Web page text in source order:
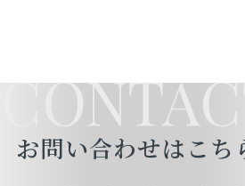
お問い合わせはこち